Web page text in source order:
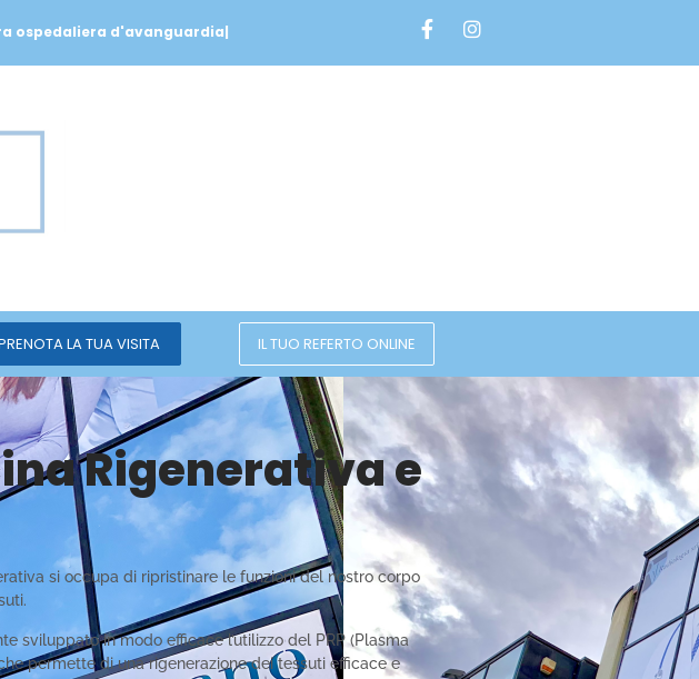
ospedaliera d'avanguardia|
LA TUA VISITA IL TUO REFERTO ONLINE
Rigenerativa e
si occupa di ripristinare le funzioni del nostro corpo
sviluppato in modo efficace l’utilizzo del PRP (Plasma
permette di una rigenerazione dei tessuti efficace e